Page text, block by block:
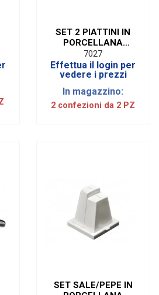
SET 2 PIATTINI IN
PORCELLANA
BIANCA (2 PEZZI)
7027
Effettua il login per
vedere i prezzi
In magazzino:
2 confezioni da 2 PZ
SET SALE/PEPE IN